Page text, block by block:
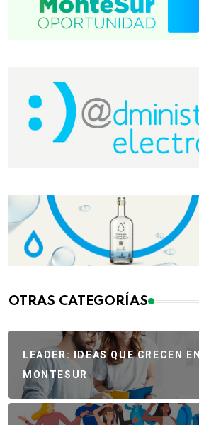
OTRAS CATEGORÍAS
LEADER: IDEAS QUE CRECEN EN
MONTESUR